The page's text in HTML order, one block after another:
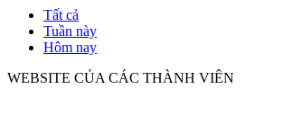
Tất cả
Tuần này
Hôm nay
WEBSITE CỦA CÁC THÀNH VIÊN